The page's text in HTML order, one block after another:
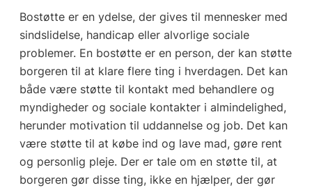
Bostøtte er en ydelse, der gives til mennesker med
sindslidelse, handicap eller alvorlige sociale
problemer. En bostøtte er en person, der kan støtte
borgeren til at klare flere ting i hverdagen. Det kan
både være støtte til kontakt med behandlere og
myndigheder og sociale kontakter i almindelighed,
herunder motivation til uddannelse og job. Det kan
være støtte til at købe ind og lave mad, gøre rent
og personlig pleje. Der er tale om en støtte til, at
borgeren gør disse ting, ikke en hjælper, der gør